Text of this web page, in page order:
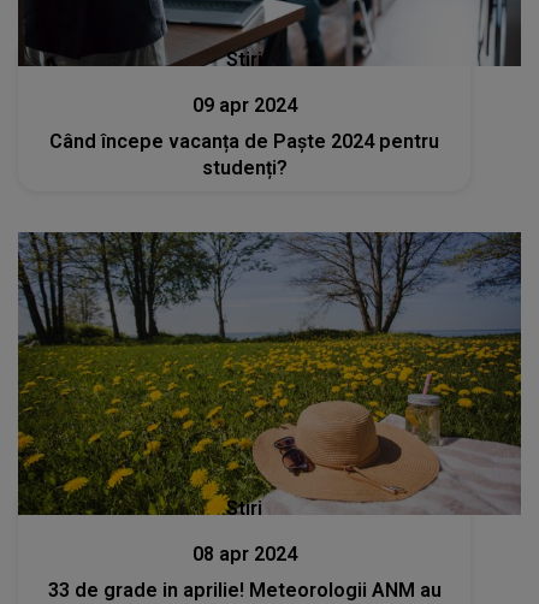
Stiri
09 apr 2024
Când începe vacanța de Paște 2024 pentru
studenți?
Stiri
08 apr 2024
33 de grade in aprilie! Meteorologii ANM au